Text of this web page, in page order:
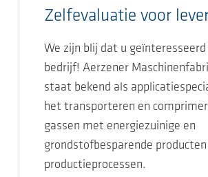
Zelfevaluatie voor
We zijn blij dat u
bedrijf! Aerzener
staat bekend als
het transporteren en
gassen met energiezuinige en
grondstofbesparende producten
productieprocessen.